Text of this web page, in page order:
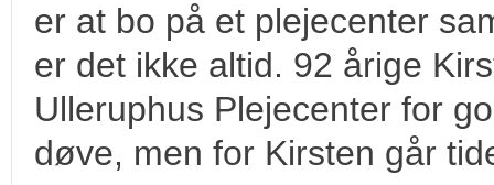
er at bo på et plejecenter
er det ikke altid. 92 årige
Ulleruphus Plejecenter for
døve, men for Kirsten går